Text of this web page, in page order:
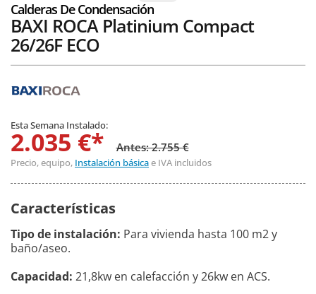
Calderas De Condensación
BAXI ROCA Platinium Compact
26/26F ECO
Esta Semana Instalado:
2.035 €* Antes: 2.755 €
Precio, equipo, Instalación básicae IVA incluidos
Características
Tipo de instalación: Para vivienda hasta 100 m2 y
baño/aseo.
Capacidad: 21,8kw en calefacción y 26kw en ACS.